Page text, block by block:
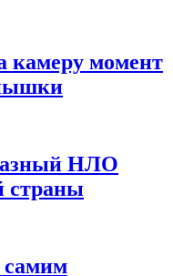
камеру момент
НЛО
страны
самим